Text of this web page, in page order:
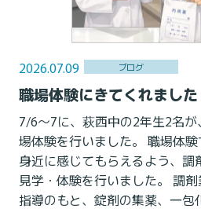
2026.07.09 ブログ
職場体験にきてくれました
7/6〜7に、萩西中の2年生2名
場体験を行いました。 職場体
身近に感じてもらえるよう、調
見学・体験を行いました。 調
指導のもと、錠剤の集薬、一包